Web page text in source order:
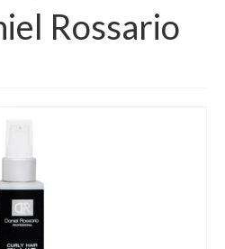
Rossario